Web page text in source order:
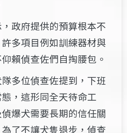
政府提供的預算根本不
多項目例如訓練器材與
賴偵查佐們自掏腰包。
多位偵查佐提到，下班
，這形同全天待命工
爆犬需要長期的信任關
了不讓犬隻退步，偵查